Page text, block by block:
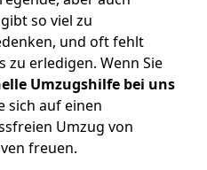
so viel zu
und oft fehlt
zu erledigen. Wenn Sie
Umzugshilfe bei uns
sich auf einen
Umzug von
freuen.